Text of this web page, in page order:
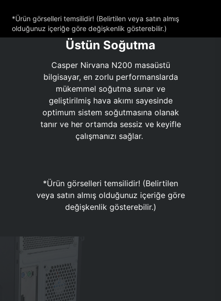
*Ürün görselleri temsilidir! (Belirtilen veya satın almış
olduğunuz içeriğe göre değişkenlik gösterebilir.)
Üstün Soğutma
Casper Nirvana N200 masaüstü
bilgisayar, en zorlu performanslarda
mükemmel soğutma sunar ve
geliştirilmiş hava akımı sayesinde
optimum sistem soğutmasına olanak
tanır ve her ortamda sessiz ve keyifle
çalışmanızı sağlar.
*Ürün görselleri temsilidir! (Belirtilen
veya satın almış olduğunuz içeriğe göre
değişkenlik gösterebilir.)